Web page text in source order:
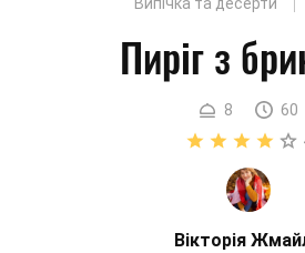
Пиріг з
8
60
Вікторія